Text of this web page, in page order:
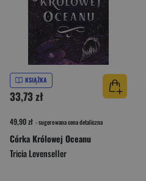
KSIĄŻKA
33,73 zł
49,90 zł - sugerowana cena detaliczna
Córka Królowej Oceanu
Tricia Levenseller